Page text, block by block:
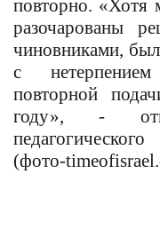
повторно.
разочарованы
чиновниками,
с
повторной
году», -
(фото-